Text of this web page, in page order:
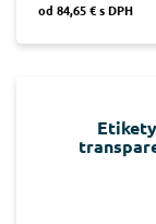
od 84,65 € s DPH